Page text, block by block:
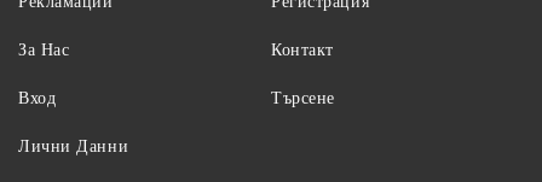
За Нас
Вход
Контакт
Търсене
Лични Данни